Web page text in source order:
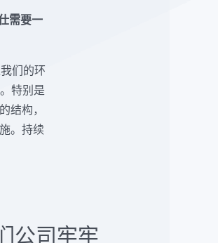
需要一
们的环
特别是
结构，
。持续
公司牢牢